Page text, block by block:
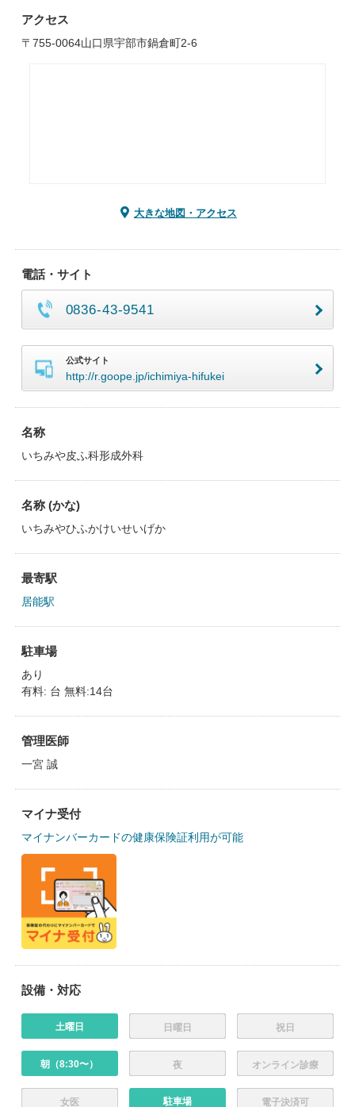
アクセス
〒755-0064山口県宇部市鍋倉町2-6
大きな地図・アクセス
電話・サイト
0836-43-9541
公式サイト
http://r.goope.jp/ichimiya-hifukei
名称
いちみや皮ふ科形成外科
名称 (かな)
いちみやひふかけいせいげか
最寄駅
居能駅
駐車場
あり
有料: 台 無料:14台
管理医師
一宮 誠
マイナ受付
マイナンバーカードの健康保険証利用が可能
設備・対応
土曜日 日曜日 祝日
朝（8:30〜） 夜 オンライン診療
女医 駐車場 電子決済可